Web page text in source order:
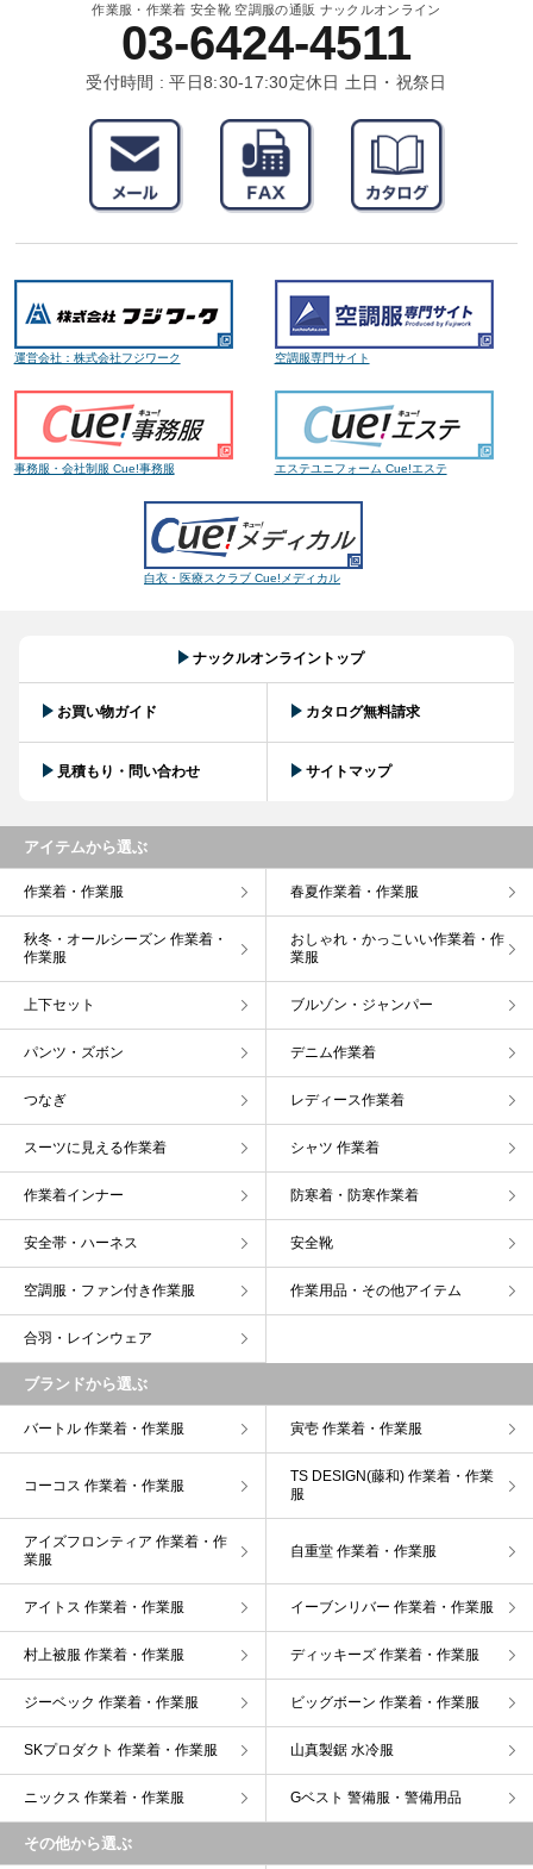
作業服・作業着 安全靴 空調服の通販 ナックルオンライン
03-6424-4511
受付時間 : 平日8:30-17:30定休日 土日・祝祭日
運営会社：株式会社フジワーク 空調服専門サイト
事務服・会社制服 Cue!事務服 エステユニフォーム Cue!エステ
白衣・医療スクラブ Cue!メディカル
ナックルオンライントップ
お買い物ガイド カタログ無料請求
見積もり・問い合わせ サイトマップ
アイテムから選ぶ
作業着・作業服 春夏作業着・作業服
秋冬・オールシーズン 作業着・
作業服
おしゃれ・かっこいい作業着・作
業服
上下セット ブルゾン・ジャンパー
パンツ・ズボン デニム作業着
つなぎ レディース作業着
スーツに見える作業着 シャツ 作業着
作業着インナー 防寒着・防寒作業着
安全帯・ハーネス 安全靴
空調服・ファン付き作業服 作業用品・その他アイテム
合羽・レインウェア
ブランドから選ぶ
バートル 作業着・作業服 寅壱 作業着・作業服
コーコス 作業着・作業服
TS DESIGN(藤和) 作業着・作業
服
アイズフロンティア 作業着・作
業服
自重堂 作業着・作業服
アイトス 作業着・作業服 イーブンリバー 作業着・作業服
村上被服 作業着・作業服 ディッキーズ 作業着・作業服
ジーベック 作業着・作業服 ビッグボーン 作業着・作業服
SKプロダクト 作業着・作業服 山真製鋸 水冷服
ニックス 作業着・作業服 Gベスト 警備服・警備用品
その他から選ぶ